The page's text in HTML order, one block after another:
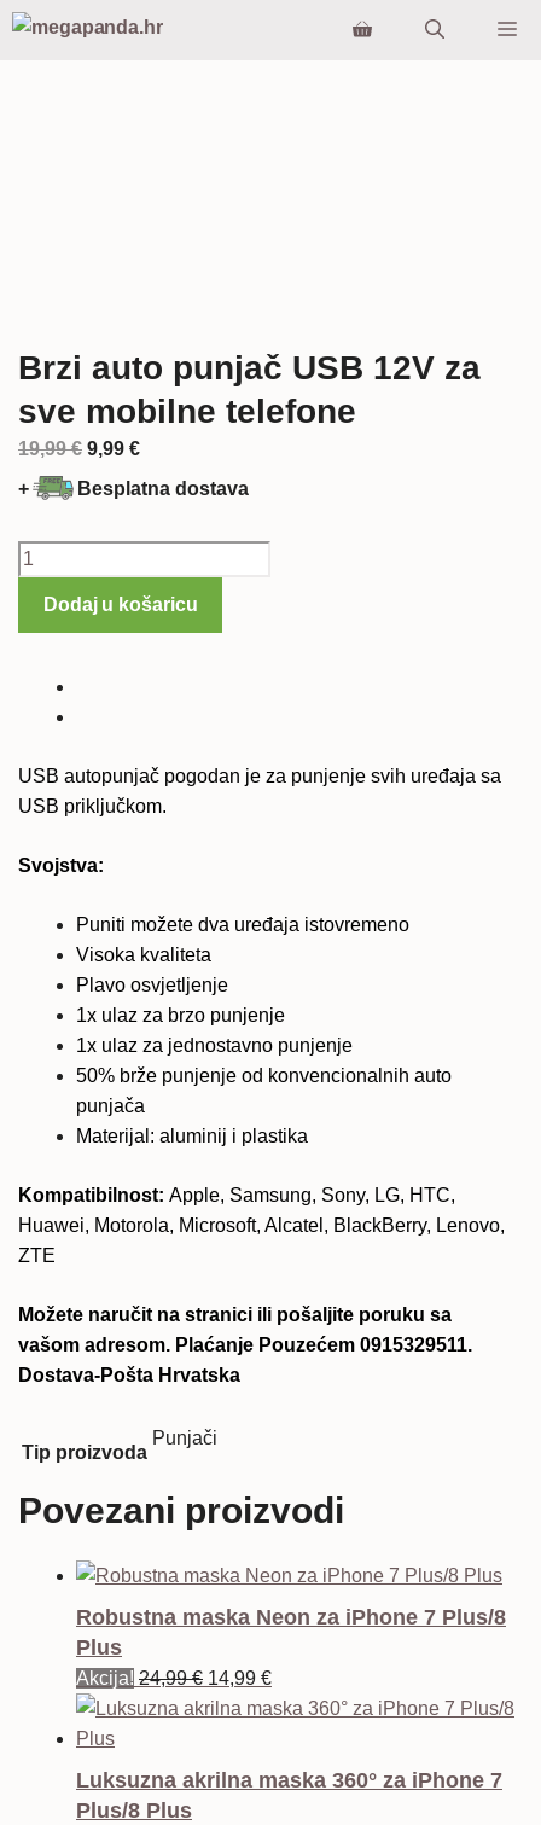
Preskoči
Brzi auto punjač USB 12V za
sve mobilne telefone
19,99€ Izvorna
cijena
je:
9,99 €Trenutna
cijena
9,99 €.
+ Besplatna dostava
Brzi
punjač
mobilne
telefone
Dodaj u košaricu
USB autopunjač pogodan je za punjenje svih uređaja sa
USB priključkom.
Svojstva:
Puniti možete dva uređaja istovremeno
Visoka kvaliteta
Plavo osvjetljenje
1x ulaz za brzo punjenje
1x ulaz za jednostavno punjenje
50% brže punjenje od konvencionalnih auto
punjača
Materijal: aluminij i plastika
Kompatibilnost: Apple, Samsung, Sony, LG, HTC,
Huawei, Motorola, Microsoft, Alcatel, BlackBerry, Lenovo,
ZTE
Možete naručit na stranici ili pošaljite poruku sa
vašom adresom. Plaćanje Pouzećem 0915329511.
Dostava-Pošta Hrvatska
Tip proizvoda
Punjači
Povezani proizvodi
Robustna maska Neon za iPhone 7 Plus/8
Plus
Akcija! 24,99€ Izvorna
cijena
je:
14,99 €Trenutna
cijena
14,99 €.
Luksuzna akrilna maska 360° za iPhone 7
Plus/8 Plus